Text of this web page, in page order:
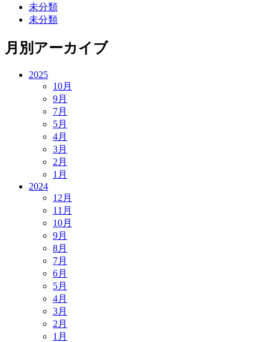
未分類
未分類
月別アーカイブ
2025
10月
9月
7月
5月
4月
3月
2月
1月
2024
12月
11月
10月
9月
8月
7月
6月
5月
4月
3月
2月
1月